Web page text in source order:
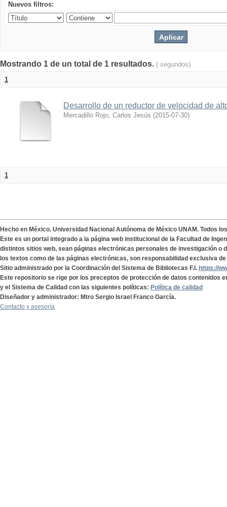
Nuevos filtros:
Mostrando 1 de un total de 1 resultados. ( segundos)
1
Desarrollo de un reductor de velocidad de
Mercadillo Rojo, Carlos Jesús (2015-07-30)
1
Hecho en México. Universidad Nacional Autónoma de México UNAM. Todos
Este es un portal integrado a la página web institucional de la Facultad de
distintos sitios web, sean páginas electrónicas personales de investigación o
los textos como de las páginas electrónicas, son responsabilidad exclusiva
Sitio administrado por la Coordinación del Sistema de Bibliotecas F.I. https://
Este repositorio se rige por los preceptos de protección de datos contenidos
y el Sistema de Calidad con las siguientes políticas: Política de calidad
Diseñador y administrador: Mtro Sergio Israel Franco García.
Contacto y asesoría